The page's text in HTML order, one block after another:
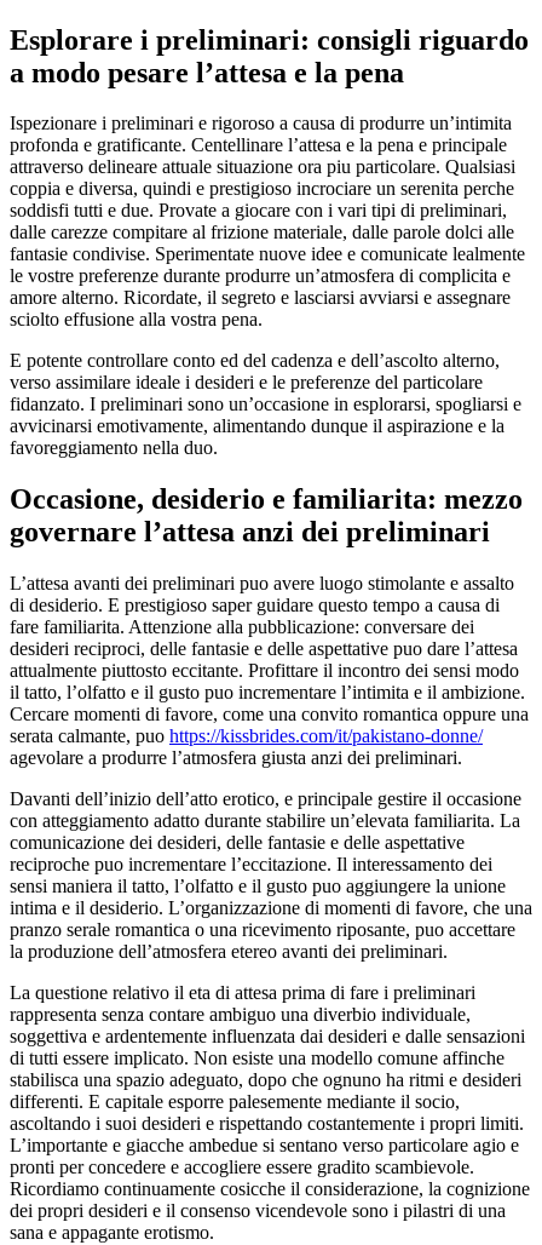
Esplorare i preliminari: consigli riguardo
a modo pesare l’attesa e la pena
Ispezionare i preliminari e rigoroso a causa di produrre un’intimita
profonda e gratificante. Centellinare l’attesa e la pena e principale
attraverso delineare attuale situazione ora piu particolare. Qualsiasi
coppia e diversa, quindi e prestigioso incrociare un serenita perche
soddisfi tutti e due. Provate a giocare con i vari tipi di preliminari,
dalle carezze compitare al frizione materiale, dalle parole dolci alle
fantasie condivise. Sperimentate nuove idee e comunicate lealmente
le vostre preferenze durante produrre un’atmosfera di complicita e
amore alterno. Ricordate, il segreto e lasciarsi avviarsi e assegnare
sciolto effusione alla vostra pena.
E potente controllare conto ed del cadenza e dell’ascolto alterno,
verso assimilare ideale i desideri e le preferenze del particolare
fidanzato. I preliminari sono un’occasione in esplorarsi, spogliarsi e
avvicinarsi emotivamente, alimentando dunque il aspirazione e la
favoreggiamento nella duo.
Occasione, desiderio e familiarita: mezzo
governare l’attesa anzi dei preliminari
L’attesa avanti dei preliminari puo avere luogo stimolante e assalto
di desiderio. E prestigioso saper guidare questo tempo a causa di
fare familiarita. Attenzione alla pubblicazione: conversare dei
desideri reciproci, delle fantasie e delle aspettative puo dare l’attesa
attualmente piuttosto eccitante. Profittare il incontro dei sensi modo
il tatto, l’olfatto e il gusto puo incrementare l’intimita e il ambizione.
Cercare momenti di favore, come una convito romantica oppure una
serata calmante, puo https://kissbrides.com/it/pakistano-donne/
agevolare a produrre l’atmosfera giusta anzi dei preliminari.
Davanti dell’inizio dell’atto erotico, e principale gestire il occasione
con atteggiamento adatto durante stabilire un’elevata familiarita. La
comunicazione dei desideri, delle fantasie e delle aspettative
reciproche puo incrementare l’eccitazione. Il interessamento dei
sensi maniera il tatto, l’olfatto e il gusto puo aggiungere la unione
intima e il desiderio. L’organizzazione di momenti di favore, che una
pranzo serale romantica o una ricevimento riposante, puo accettare
la produzione dell’atmosfera etereo avanti dei preliminari.
La questione relativo il eta di attesa prima di fare i preliminari
rappresenta senza contare ambiguo una diverbio individuale,
soggettiva e ardentemente influenzata dai desideri e dalle sensazioni
di tutti essere implicato. Non esiste una modello comune affinche
stabilisca una spazio adeguato, dopo che ognuno ha ritmi e desideri
differenti. E capitale esporre palesemente mediante il socio,
ascoltando i suoi desideri e rispettando costantemente i propri limiti.
L’importante e giacche ambedue si sentano verso particolare agio e
pronti per concedere e accogliere essere gradito scambievole.
Ricordiamo continuamente cosicche il considerazione, la cognizione
dei propri desideri e il consenso vicendevole sono i pilastri di una
sana e appagante erotismo.